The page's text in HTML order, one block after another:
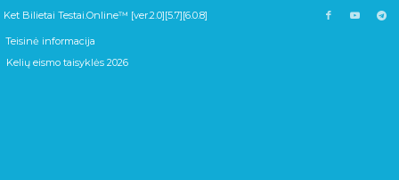
Ket Bilietai Testai.Online™ [ver.2.0][5.7][6.0.8]
Teisinė informacija
Kelių eismo taisyklės 2026